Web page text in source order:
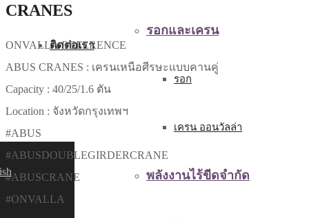
ติดต่อเรา
รอกและเครน
รอก
เครน ออนวัลล่า
พลังงานไร้ขีดจำกัด
CRANES
ONVALLA REFERENCE
ABUS CRANES : เครนเหนือศีรษะแบบคานคู่
Capacity : 40/25/1.6 ตัน
Location : จังหวัดกรุงเทพฯ
#ABUS
#ABUSDOUBLEGIRDERCRANE
#ABUSCRANE
#ONVALLA